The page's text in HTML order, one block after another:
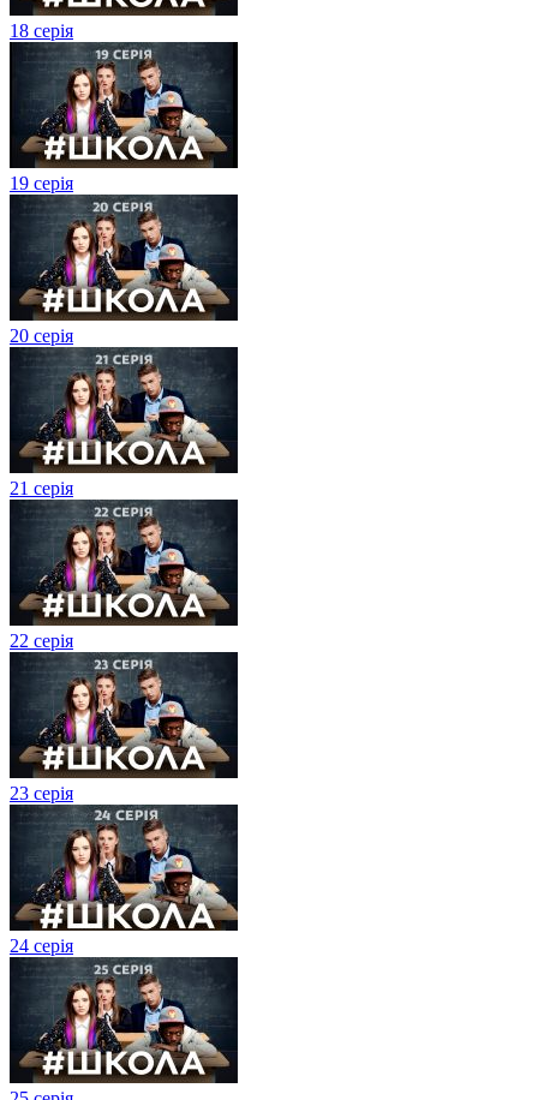
18 серія
19 серія
20 серія
21 серія
22 серія
23 серія
24 серія